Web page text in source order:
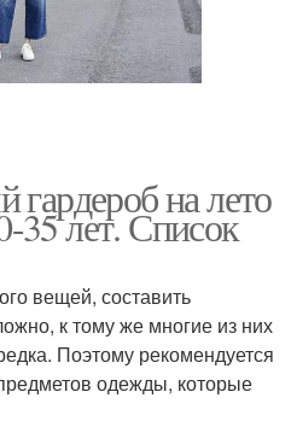
гардероб на лето
лет. Список
вещей, составить
к тому же многие из них
Поэтому рекомендуется
одежды, которые